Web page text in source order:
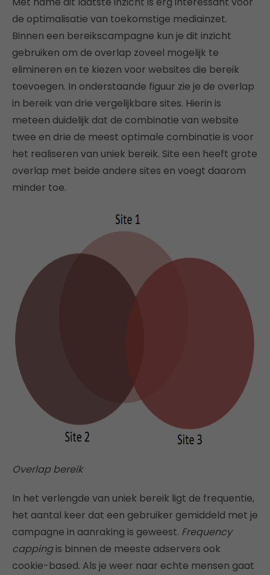
de optimalisatie van toekomstige mediainzet.
Binnen een bereikscampagne kun je dit inzicht
gebruiken om de overlap zoveel mogelijk te
elimineren en te kiezen voor websites die bereik
toevoegen. In onderstaande figuur zie je de overlap
in bereik van drie vergelijkbare sites. Hierin is
meteen duidelijk dat de combinatie van website
twee en drie de meest optimale combinatie is voor
het realiseren van uniek bereik. Site een heeft grote
overlap met beide andere sites en voegt daarom
minder toe.
Overlap bereik
In het verlengde van uniek bereik ligt de frequentie,
het aantal keer dat een gebruiker gemiddeld met je
campagne in aanraking is geweest. Frequency
cappingis binnen de meeste adservers ook
cookie-based. Als je weer naar echte mensen gaat